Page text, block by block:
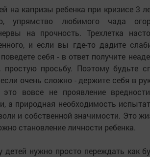
на капризы ребенка при кризисе 3
упрямство любимого чада
на прочность. Трехлетка
и если вы где-то дадите
себя - в ответ получите
простую просьбу. Поэтому будьте
очень сложно - держите себя в
вовсе не проявление
а природная необходимость
и собственной значимости. Это
становление личности ребенка.
детей нужно просто переждать как